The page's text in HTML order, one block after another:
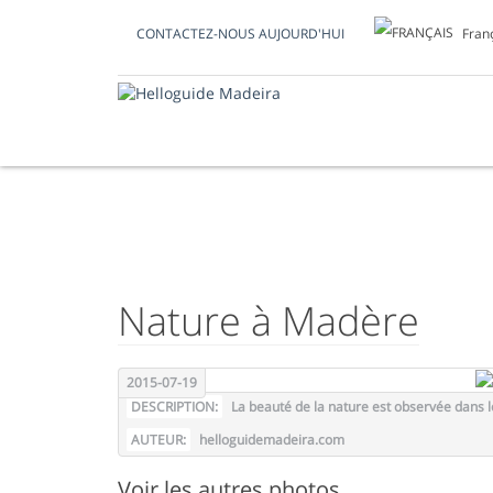
CONTACTEZ-NOUS AUJOURD'HUI
Nature à Madère
2015-07-19
DESCRIPTION:
La beauté de la nature est observée dans
AUTEUR:
helloguidemadeira.com